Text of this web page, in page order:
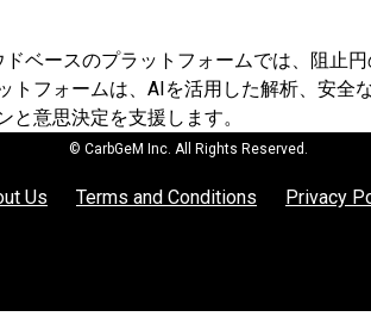
ベースのプラットフォームでは、阻止
トフォームは、AIを活用した解析、安全
意思決定を支援します。
© CarbGeM Inc. All Rights Reserved.
Us Terms and Conditions Privacy